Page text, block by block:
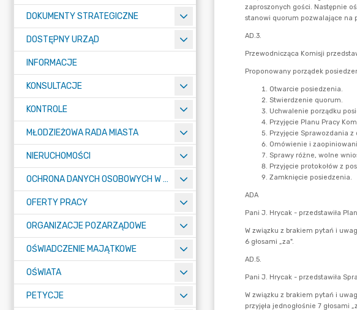
DOKUMENTY STRATEGICZNE
DOSTĘPNY URZĄD
INFORMACJE
KONSULTACJE
KONTROLE
MŁODZIEŻOWA RADA MIASTA
NIERUCHOMOŚCI
OCHRONA DANYCH OSOBOWYCH W URZĘDZIE MIASTA ŻORY - RODO
OFERTY PRACY
ORGANIZACJE POZARZĄDOWE
OŚWIADCZENIE MAJĄTKOWE
OŚWIATA
PETYCJE